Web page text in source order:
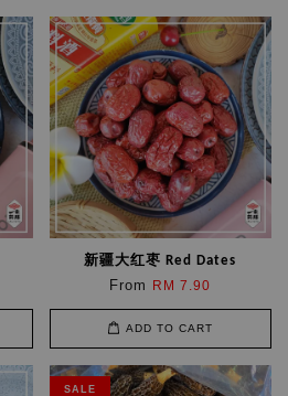
新疆大红枣 Red Dates
From RM 7.90
ADD TO CART
SALE